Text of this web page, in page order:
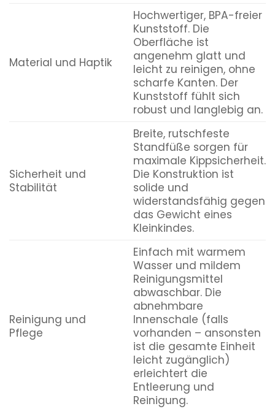
Material und Haptik
Hochwertiger, BPA-freier
Kunststoff. Die
Oberfläche ist
angenehm glatt und
leicht zu reinigen, ohne
scharfe Kanten. Der
Kunststoff fühlt sich
robust und langlebig an.
Sicherheit und
Stabilität
Breite, rutschfeste
Standfüße sorgen für
maximale Kippsicherheit.
Die Konstruktion ist
solide und
widerstandsfähig gegen
das Gewicht eines
Kleinkindes.
Reinigung und
Pflege
Einfach mit warmem
Wasser und mildem
Reinigungsmittel
abwaschbar. Die
abnehmbare
Innenschale (falls
vorhanden – ansonsten
ist die gesamte Einheit
leicht zugänglich)
erleichtert die
Entleerung und
Reinigung.